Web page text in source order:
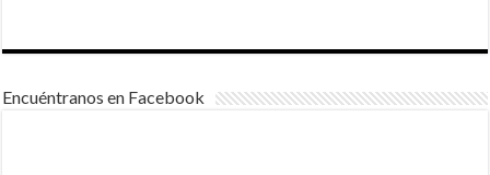
Encuéntranos en Facebook